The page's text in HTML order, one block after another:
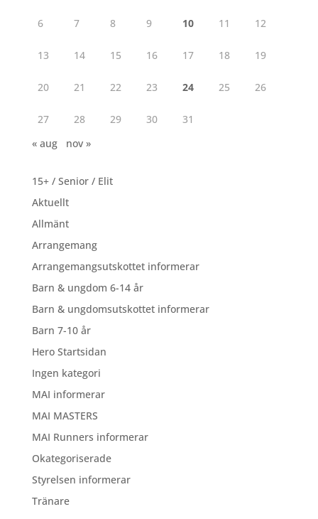
6 7 8 9 10 11 12
13 14 15 16 17 18 19
20 21 22 23 24 25 26
27 28 29 30
31
« aug
nov »
15+ / Senior / Elit
Aktuellt
Allmänt
Arrangemang
Arrangemangsutskottet informerar
Barn & ungdom 6-14 år
Barn & ungdomsutskottet informerar
Barn 7-10 år
Hero Startsidan
Ingen kategori
MAI informerar
MAI MASTERS
MAI Runners informerar
Okategoriserade
Styrelsen informerar
Tränare